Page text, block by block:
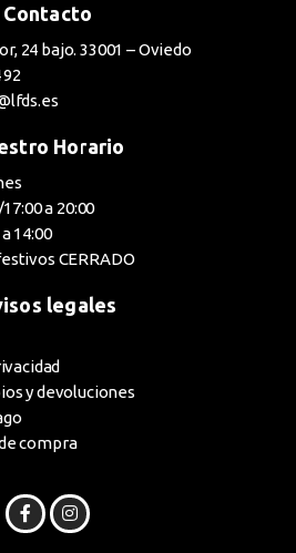
Contacto
24 bajo. 33001 – Oviedo
92
Horario
a 20:00
14:00
CERRADO
legales
y devoluciones
compra